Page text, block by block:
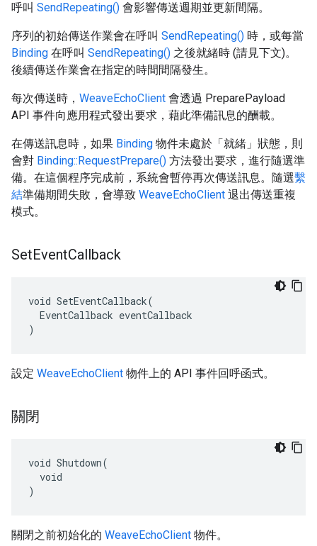
呼叫 SendRepeating() 會影響傳送週期並更新間隔。
序列的初始傳送作業會在呼叫 SendRepeating() 時，或每當
Binding 在呼叫 SendRepeating() 之後就緒時 (請見下文)。
後續傳送作業會在指定的時間間隔發生。
每次傳送時， WeaveEchoClient 會透過 PreparePayload
API 事件向應用程式發出要求，藉此準備訊息的酬載。
在傳送訊息時，如果 Binding 物件未處於「就緒」狀態，則
會對 Binding::RequestPrepare() 方法發出要求，進行隨選準
備。在這個程序完成前，系統會暫停再次傳送訊息。隨選繫
結準備期間失敗，會導致 WeaveEchoClient 退出傳送重複
模式。
SetEventCallback
void SetEventCallback(
  EventCallback eventCallback
)
設定 WeaveEchoClient 物件上的 API 事件回呼函式。
關閉
void Shutdown(
  void
)
關閉之前初始化的 WeaveEchoClient 物件。